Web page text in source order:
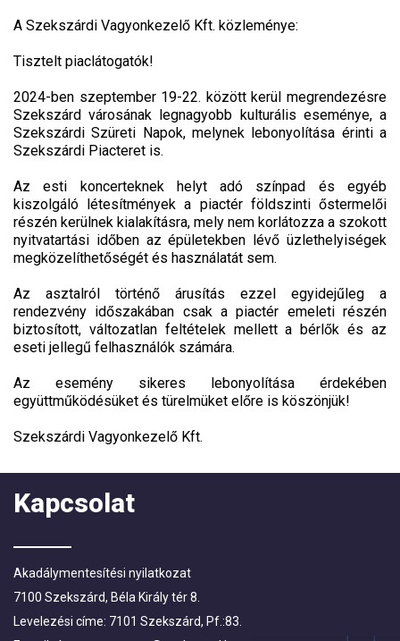
A Szekszárdi Vagyonkezelő Kft. közleménye:
Tisztelt piaclátogatók!
2024-ben szeptember 19-22. között kerül megrendezésre
Szekszárd városának legnagyobb kulturális eseménye, a
Szekszárdi Szüreti Napok, melynek lebonyolítása érinti a
Szekszárdi Piacteret is.
Az esti koncerteknek helyt adó színpad és egyéb
kiszolgáló létesítmények a piactér földszinti őstermelői
részén kerülnek kialakításra, mely nem korlátozza a szokott
nyitvatartási időben az épületekben lévő üzlethelyiségek
megközelíthetőségét és használatát sem.
Az asztalról történő árusítás ezzel egyidejűleg a
rendezvény időszakában csak a piactér emeleti részén
biztosított, változatlan feltételek mellett a bérlők és az
eseti jellegű felhasználók számára.
Az esemény sikeres lebonyolítása érdekében
együttműködésüket és türelmüket előre is köszönjük!
Szekszárdi Vagyonkezelő Kft.
Kapcsolat
Akadálymentesítési nyilatkozat
7100 Szekszárd, Béla Király tér 8.
Levelezési címe: 7101 Szekszárd, Pf.:83.